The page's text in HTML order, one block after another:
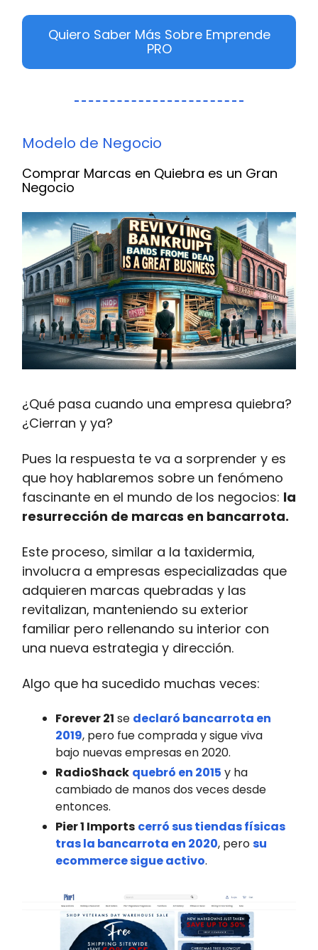
Quiero Saber Más Sobre Emprende
PRO
Modelo de Negocio
Comprar Marcas en Quiebra es un Gran
Negocio
¿Qué pasa cuando una empresa quiebra?
¿Cierran y ya?
Pues la respuesta te va a sorprender y es
que hoy hablaremos sobre un fenómeno
fascinante en el mundo de los negocios: la
resurrección de marcas en bancarrota.
Este proceso, similar a la taxidermia,
involucra a empresas especializadas que
adquieren marcas quebradas y las
revitalizan, manteniendo su exterior
familiar pero rellenando su interior con
una nueva estrategia y dirección.
Algo que ha sucedido muchas veces:
Forever 21 se declaró bancarrota en
2019, pero fue comprada y sigue viva
bajo nuevas empresas en 2020.
RadioShack quebró en 2015 y ha
cambiado de manos dos veces desde
entonces.
Pier 1 Imports cerró sus tiendas físicas
tras la bancarrota en 2020, perosu
ecommerce sigue activo.